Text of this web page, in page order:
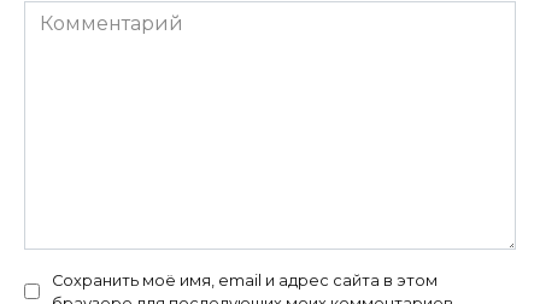
Комментарий
Сохранить моё имя, email и адрес сайта в этом